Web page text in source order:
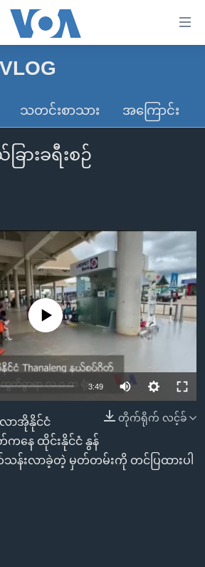
အလွန်
ာ
က်အလက်များ
သတင်းစာသား အကြောင်း
ားခရီးစဉ်
source currently available
3:49
တိုက်ရိုက် လင့်ခ်
ာအိုနိုင်ငံ
ကနေ ထိုင်းနိုင်ငံ နွန်
န်းလာခဲ့တဲ့ မှတ်တမ်းကို တင်ပြထားပါ